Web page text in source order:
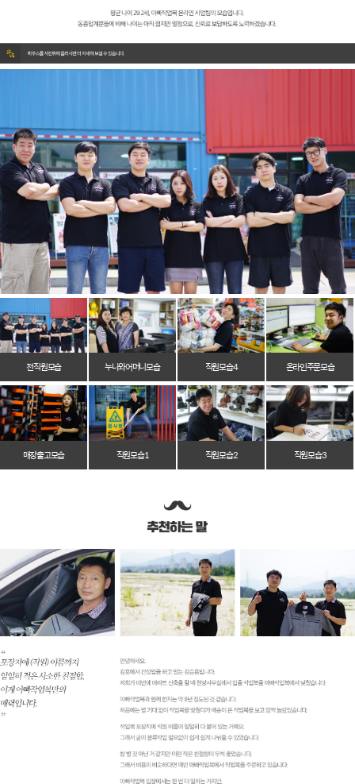
전 직원 모습 누나와 어머니 모습 직원 모습 4 온라인 주문 모습
매장 출고 모습 직원 모습 1 직원 모습 2 직원 모습 3